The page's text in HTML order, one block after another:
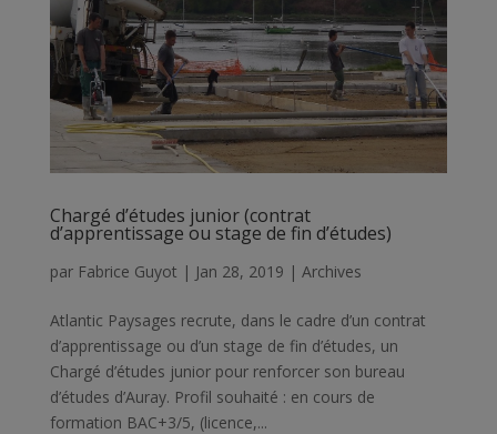
Chargé d’études junior (contrat
d’apprentissage ou stage de fin d’études)
par Fabrice Guyot | Jan 28, 2019 | Archives
Atlantic Paysages recrute, dans le cadre d’un contrat
d’apprentissage ou d’un stage de fin d’études, un
Chargé d’études junior pour renforcer son bureau
d’études d’Auray. Profil souhaité : en cours de
formation BAC+3/5, (licence,...